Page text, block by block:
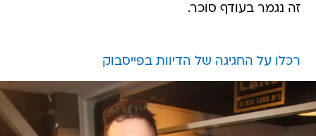
זה נגמר בעודף סוכר.
רכלו על החגיגה של הדיוות בפייסבוק